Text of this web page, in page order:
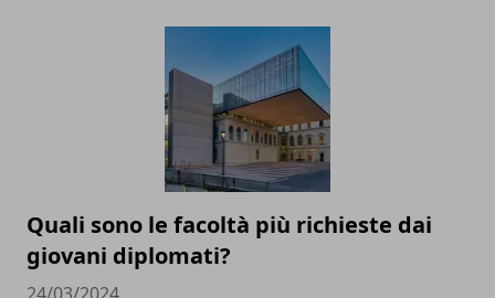
Quali sono le facoltà più richieste dai
giovani diplomati?